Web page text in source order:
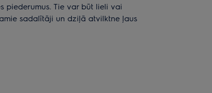
piederumus. Tie var būt lieli vai
sadalītāji un dziļā atvilktne ļaus